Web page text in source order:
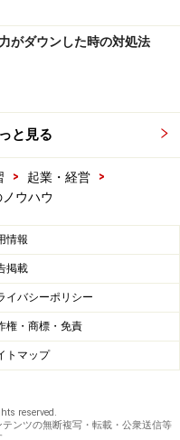
がダウンした時の対処法
と見る
> 起業・経営
>
ウハウ
情報
掲載
イバシーポリシー
権・商標・免責
トマップ
reserved.
ンツの無断複写・転載・公衆送信等